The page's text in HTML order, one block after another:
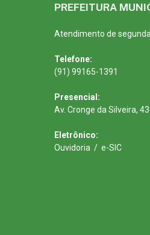
PREFEITURA
Atendimento de
Telefone:
(91) 99165-1391
Presencial:
Av. Cronge da Silveira,
Eletrônico:
Ouvidoria / e-SIC